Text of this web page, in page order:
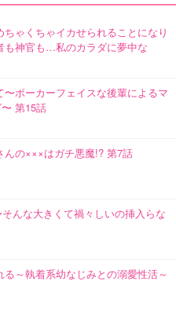
ゃくちゃイカせられることになり
も神官も…私のカラダに夢中な
ポーカーフェイスな後輩によるマ
第15話
んの×××はガチ悪魔!? 第7話
んな大きくて禍々しいの挿入らな
～執着系幼なじみとの溺愛性活～